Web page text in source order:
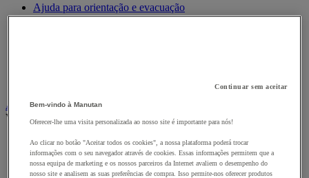
Ajuda para orientação e evacuação
Cadeiras de rodas e mobilidade
Alarme e videovigilância
Ver todas as categorias
Alarme e Detetor de Movimento
Intercomunicador e Videotelefone
Videovigilância
Continuar sem aceitar
Bem-vindo à Manutan
Oferecer-lhe uma visita personalizada ao nosso site é importante para nós!
Ao clicar no botão "Aceitar todos os cookies", a nossa plataforma poderá trocar
informações com o seu navegador através de cookies. Essas informações permitem que a
nossa equipa de marketing e os nossos parceiros da Internet avaliem o desempenho do
nosso site e analisem as suas preferências de compra. Isso permite-nos oferecer produtos